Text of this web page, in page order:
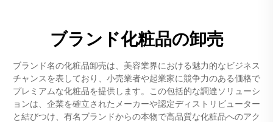
ブランド化粧品の卸売
ブランド名の化粧品卸売は、美容業界における魅力的なビジネス
チャンスを表しており、小売業者や起業家に競争力のある価格で
プレミアムな化粧品を提供します。この包括的な調達ソリューシ
ョンは、企業を確立されたメーカーや認定ディストリビューター
と結びつけ、有名ブランドからの本物で高品質な化粧品へのアク